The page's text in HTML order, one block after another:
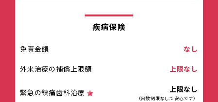
疾病保険
免責金額 なし
外来治療の補償上限額 上限なし
緊急の鎮痛歯科治療 上限なし
（回数制限なしで安心です）